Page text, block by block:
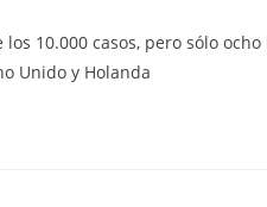
10.000 casos, pero sólo
Unido y Holanda